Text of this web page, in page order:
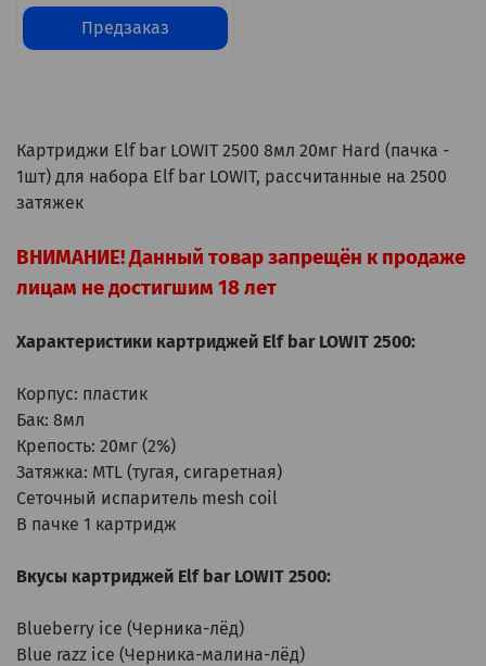
Предзаказ
Картриджи Elf bar LOWIT 2500 8мл 20мг Hard (пачка -
1шт) для набора Elf bar LOWIT, рассчитанные на 2500
затяжек
ВНИМАНИЕ! Данный товар запрещён к продаже
лицам не достигшим 18 лет
Характеристики картриджей Elf bar LOWIT 2500:
Корпус: пластик
Бак: 8мл
Крепость: 20мг (2%)
Затяжка: MTL (тугая, сигаретная)
Сеточный испаритель mesh coil
В пачке 1 картридж
Вкусы картриджей Elf bar LOWIT 2500:
Blueberry ice (Черника-лёд)
Blue razz ice (Черника-малина-лёд)